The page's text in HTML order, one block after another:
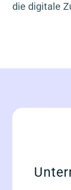
die digi­ta­le